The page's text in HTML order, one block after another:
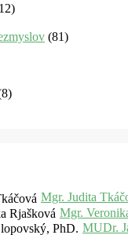
(81)
Mgr. Judita
Mgr.
MUDr.